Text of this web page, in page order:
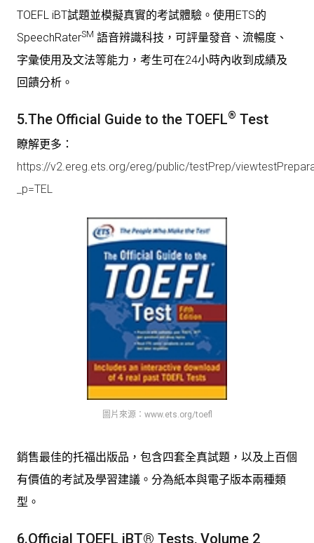
TOEFL iBT試題並模擬真實的考試體驗。使用ETS的
SpeechRaterSM 語音辨識科技，可評量發音、流暢度、
字彙使用及文法等能力，考生可在24小時內收到成績及
回饋分析。
5.The Official Guide to the TOEFL® Test
瞭解更多：
https://v2.ereg.ets.org/ereg/public/testPrep/
_p=TEL
圖片來源：www.ets.org/toefl
銷售最佳的托福出版品，包含四套全真試題，以及上百個
有價值的考試及學習建議。分為紙本與電子版本兩種類
型。
6.Official TOEFL iBT® Tests, Volume 2